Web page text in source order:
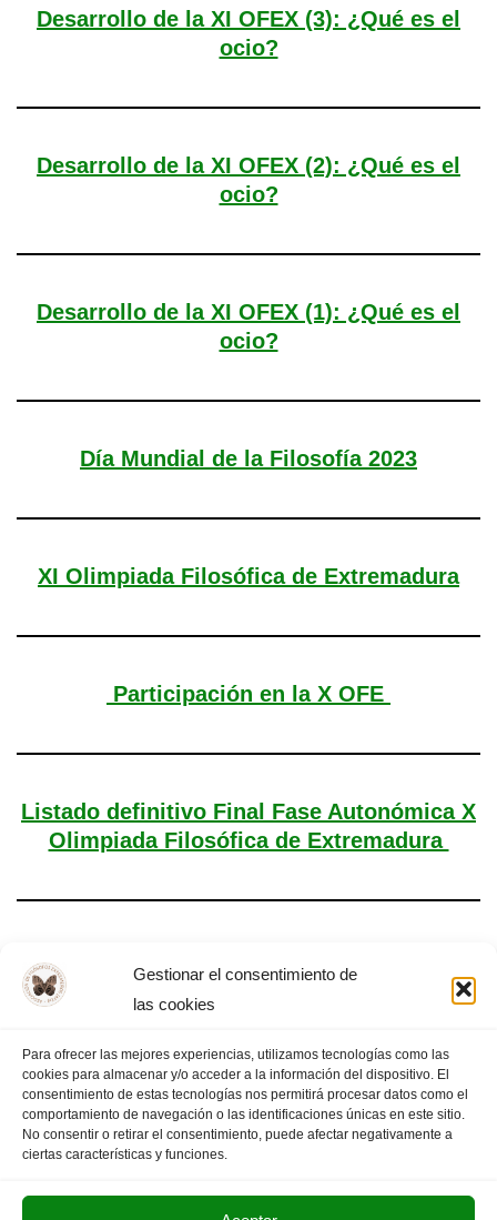
Gestionar el consentimiento de
las cookies
Para ofrecer las mejores experiencias, utilizamos tecnologías como las
cookies para almacenar y/o acceder a la información del dispositivo. El
consentimiento de estas tecnologías nos permitirá procesar datos como el
comportamiento de navegación o las identificaciones únicas en este sitio.
No consentir o retirar el consentimiento, puede afectar negativamente a
ciertas características y funciones.
Desarrollo de la XI OFEX (3): ¿Qué es el
ocio?
Desarrollo de la XI OFEX (2): ¿Qué es el
ocio?
Desarrollo de la XI OFEX (1): ¿Qué es el
ocio?
Día Mundial de la Filosofía 2023
XI Olimpiada Filosófica de Extremadura
Participación en la X OFE
Listado definitivo Final Fase Autonómica X
Olimpiada Filosófica de Extremadura
« PÁGINA
ANTERIOR
1 2 3 4 5 …
13
PÁGINA
SIGUIENTE »